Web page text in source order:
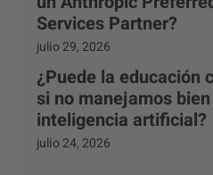
Services Partner?
julio 29, 2026
¿Puede la educación
si no manejamos
inteligencia artificial?
julio 24, 2026